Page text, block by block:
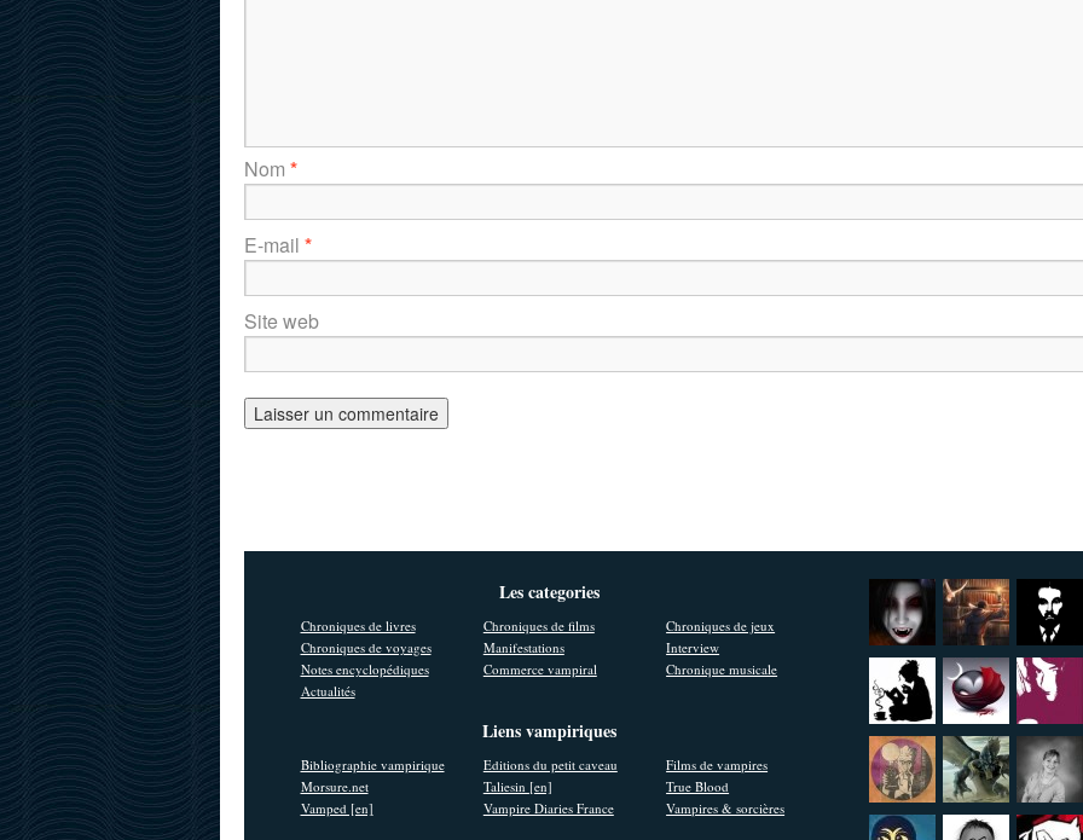
Nom *
E-mail *
Site web
Les categories
Chroniques de livres Chroniques de films
Chroniques de jeux
Chroniques de voyages
Manifestations
Interview
Notes encyclopédiques
Commerce vampiral
Chronique musicale
Actualités
Liens vampiriques
Bibliographie vampirique Editions du petit caveau
Films de vampires
Morsure.net
Taliesin [en]
True Blood
Vamped [en]
Vampire Diaries France Vampires & sorcières